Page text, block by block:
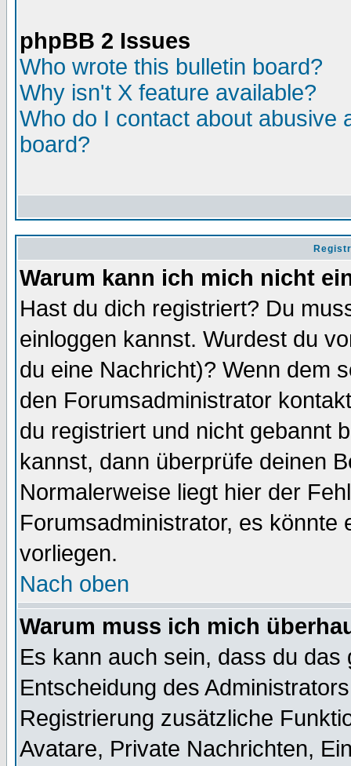
phpBB 2 Issues
Who wrote this bulletin board?
Why isn't X feature available?
Who do I contact about abusive
board?
Warum kann ich mich nicht
Hast du dich registriert? Du
einloggen kannst. Wurdest du
du eine Nachricht)? Wenn dem
den Forumsadministrator
du registriert und nicht gebannt
kannst, dann überprüfe deinen
Normalerweise liegt hier der
Forumsadministrator, es könnte
vorliegen.
Nach oben
Warum muss ich mich
Es kann auch sein, dass du
Entscheidung des
Registrierung zusätzliche
Avatare, Private Nachrichten,